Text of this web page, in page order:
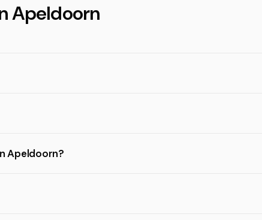
Apeldoorn
Apeldoorn?